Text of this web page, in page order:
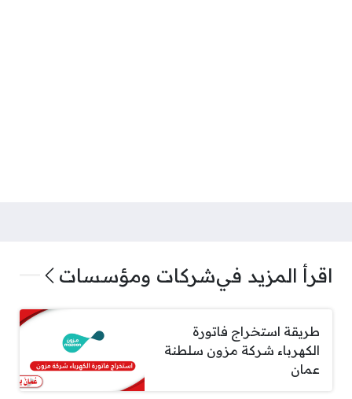
اقرأ المزيد فيشركات ومؤسسات
طريقة استخراج فاتورة
الكهرباء شركة مزون سلطنة
عمان